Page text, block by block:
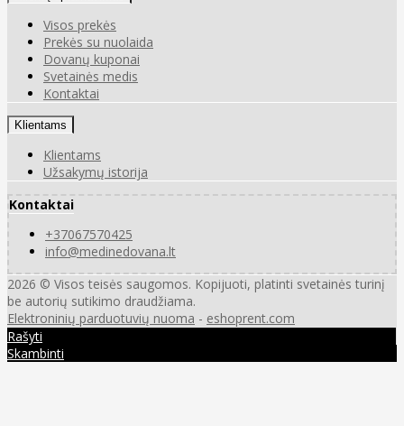
Visos prekės
Prekės su nuolaida
Dovanų kuponai
Svetainės medis
Kontaktai
Klientams
Klientams
Užsakymų istorija
Kontaktai
+37067570425
info@medinedovana.lt
2026 © Visos teisės saugomos. Kopijuoti, platinti svetainės turinį
be autorių sutikimo draudžiama.
Elektroninių parduotuvių nuoma - eshoprent.com
Rašyti
Skambinti